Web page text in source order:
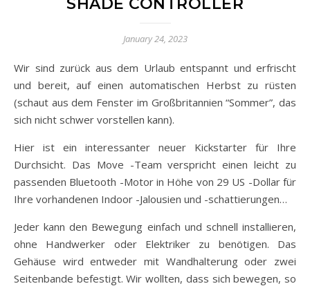
SHADE CONTROLLER
January 24, 2023
Wir sind zurück aus dem Urlaub entspannt und erfrischt
und bereit, auf einen automatischen Herbst zu rüsten
(schaut aus dem Fenster im Großbritannien “Sommer”, das
sich nicht schwer vorstellen kann).
Hier ist ein interessanter neuer Kickstarter für Ihre
Durchsicht. Das Move -Team verspricht einen leicht zu
passenden Bluetooth -Motor in Höhe von 29 US -Dollar für
Ihre vorhandenen Indoor -Jalousien und -schattierungen…
Jeder kann den Bewegung einfach und schnell installieren,
ohne Handwerker oder Elektriker zu benötigen. Das
Gehäuse wird entweder mit Wandhalterung oder zwei
Seitenbande befestigt. Wir wollten, dass sich bewegen, so